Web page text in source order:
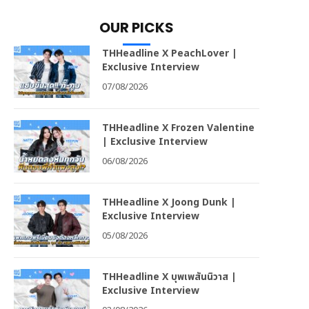
OUR PICKS
THHeadline X PeachLover |
Exclusive Interview
07/08/2026
THHeadline X Frozen Valentine
| Exclusive Interview
06/08/2026
THHeadline X Joong Dunk |
Exclusive Interview
05/08/2026
THHeadline X บุพเพสันนิวาส |
Exclusive Interview